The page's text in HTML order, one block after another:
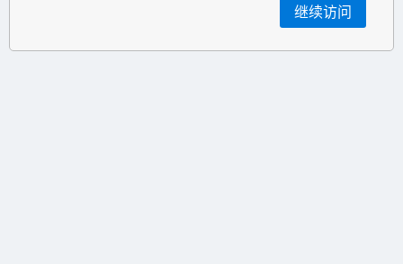
继续访问